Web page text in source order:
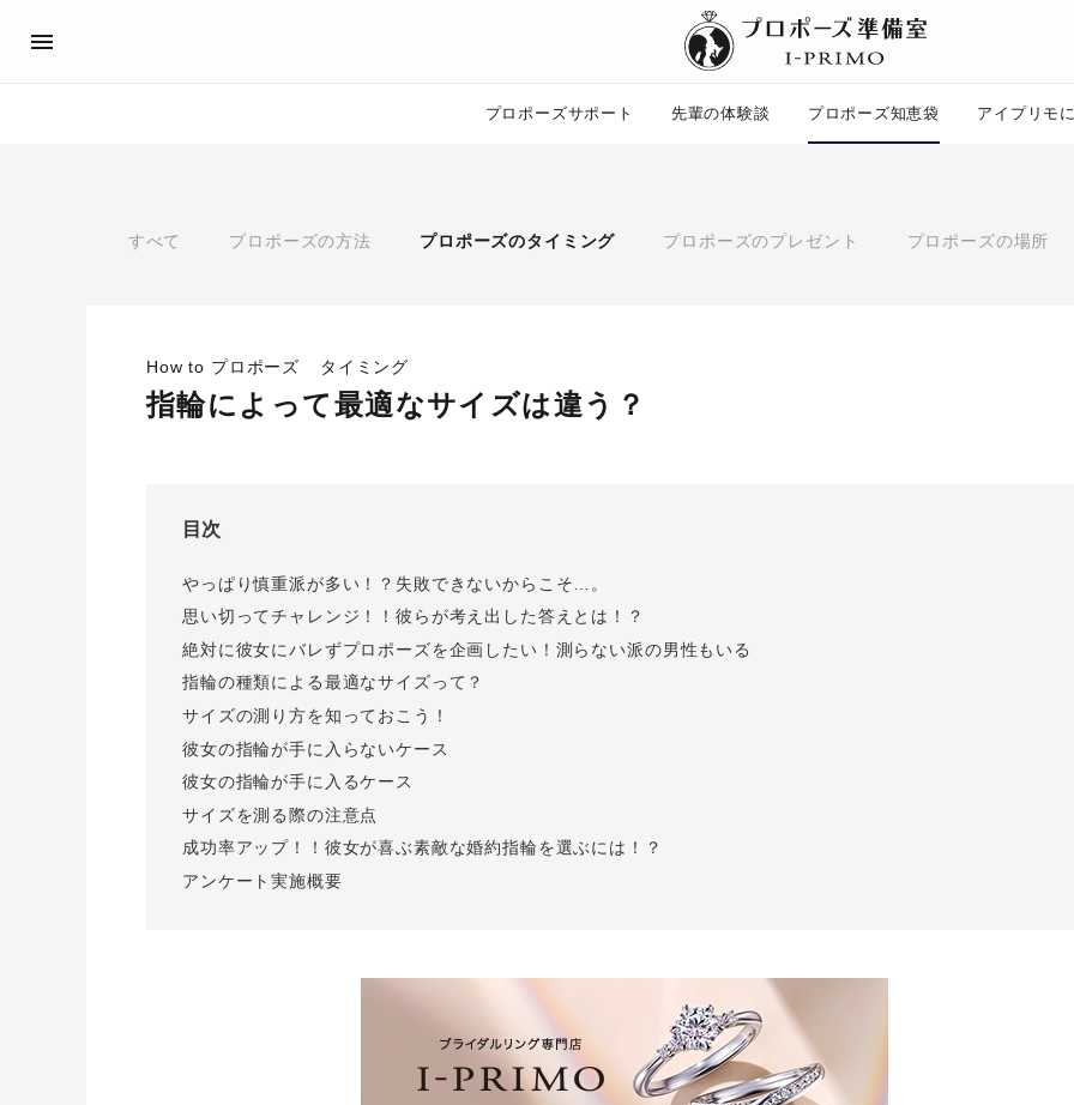
プロポーズサポート 先輩の体験談 プロポーズ知恵袋 アイプリモ
すべて プロポーズの方法 プロポーズのタイミング プロポーズのプレゼント プロポーズの場所
How to プロポーズ タイミング
指輪によって最適なサイズは違う？
目次
やっぱり慎重派が多い！？失敗できないからこそ…。
思い切ってチャレンジ！！彼らが考え出した答えとは！？
絶対に彼女にバレずプロポーズを企画したい！測らない派の男性もいる
指輪の種類による最適なサイズって？
サイズの測り方を知っておこう！
彼女の指輪が手に入らないケース
彼女の指輪が手に入るケース
サイズを測る際の注意点
成功率アップ！！彼女が喜ぶ素敵な婚約指輪を選ぶには！？
アンケート実施概要
プロポーズ
おすすめの婚約指輪
パーフェクトプロポーズリング®
アイプリモ公式アンバサダー
ピックアップ
場所
婚約指輪のご購入と
I-PRIMO公式サイト
I-PRIMO公式オンラインショップ